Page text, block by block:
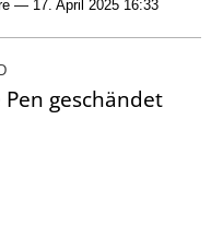
— 17. April 2025 16:33
geschändet